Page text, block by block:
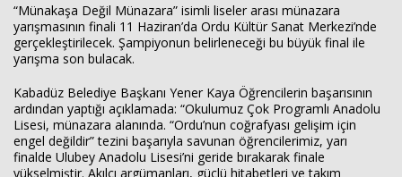
“Münakaşa Değil Münazara” isimli liseler arası münazara
yarışmasının finali 11 Haziran’da Ordu Kültür Sanat Merkezi’nde
gerçekleştirilecek. Şampiyonun belirleneceği bu büyük final ile
yarışma son bulacak.
Kabadüz Belediye Başkanı Yener Kaya Öğrencilerin başarısının
ardından yaptığı açıklamada: “Okulumuz Çok Programlı Anadolu
Lisesi, münazara alanında. “Ordu’nun coğrafyası gelişim için
engel değildir” tezini başarıyla savunan öğrencilerimiz, yarı
finalde Ulubey Anadolu Lisesi’ni geride bırakarak finale
yükselmiştir. Akılcı argümanları, güçlü hitabetleri ve takım